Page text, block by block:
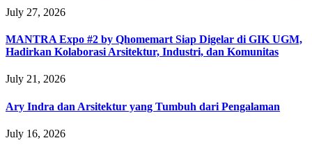
July 27, 2026
MANTRA Expo #2 by Qhomemart Siap Digelar di GIK UGM,
Hadirkan Kolaborasi Arsitektur, Industri, dan Komunitas
July 21, 2026
Ary Indra dan Arsitektur yang Tumbuh dari Pengalaman
July 16, 2026